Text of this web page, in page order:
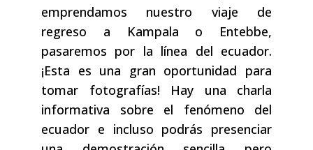
emprendamos nuestro viaje de
regreso a Kampala o Entebbe,
pasaremos por la línea del ecuador.
¡Esta es una gran oportunidad para
tomar fotografías! Hay una charla
informativa sobre el fenómeno del
ecuador e incluso podrás presenciar